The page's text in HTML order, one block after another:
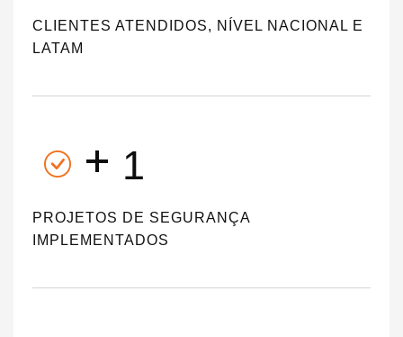
CLIENTES ATENDIDOS, NÍVEL NACIONAL E
LATAM
+ 1
PROJETOS DE SEGURANÇA
IMPLEMENTADOS